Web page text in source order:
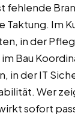
fehlende
Taktung. Im
in der
Bau
in der IT
Wer
sofort